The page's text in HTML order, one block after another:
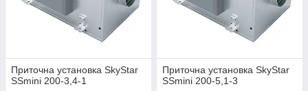
Приточна установка SkyStar
SSmini 200-3,4-1
Приточна установка SkyStar
SSmini 200-5,1-3